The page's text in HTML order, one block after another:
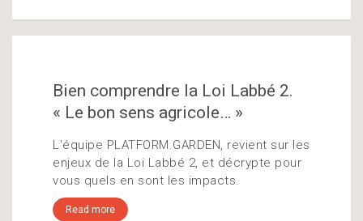
Bien comprendre la Loi Labbé 2.
« Le bon sens agricole… »
L'équipe PLATFORM.GARDEN, revient sur les
enjeux de la Loi Labbé 2, et décrypte pour
vous quels en sont les impacts.
Read more